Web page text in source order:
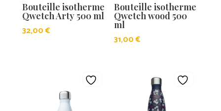
Bouteille isotherme
Qwetch Arty 500 ml
32,00€
Bouteille isotherme
Qwetch wood 500
ml
31,00€